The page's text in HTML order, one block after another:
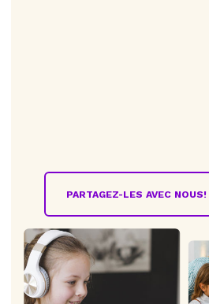
PARTAGEZ-LES AVEC NOUS!